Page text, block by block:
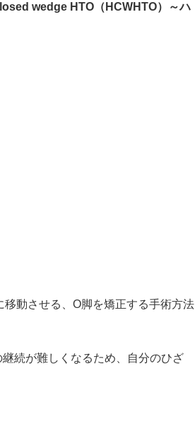
wedge HTO（HCWHTO）～ハ
動させる、O脚を矯正する手術方法
続が難しくなるため、自分のひざ